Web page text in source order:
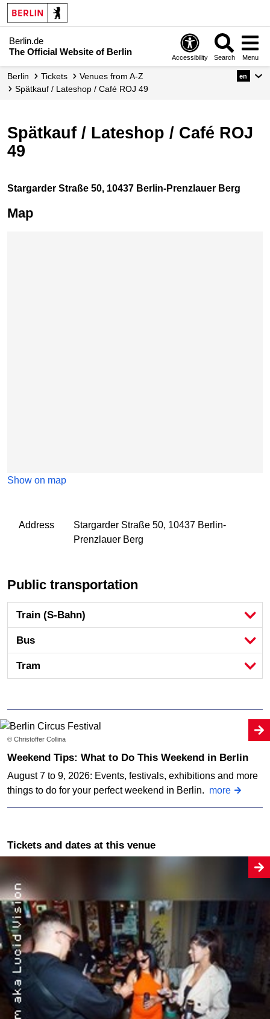
Berlin.de
The Official Website of Berlin
Accessibility Search Menu
Berlin Tickets
Venues from A-Z
Spätkauf / Lateshop / Café ROJ 49
en
Spätkauf / Lateshop / Café ROJ
49
Stargarder Straße 50, 10437 Berlin-Prenzlauer Berg
Map
Show on map
Address
Stargarder Straße 50, 10437 Berlin-
Prenzlauer Berg
Public transportation
Train (S-Bahn)
Bus
Tram
© Christoffer Collina
Weekend Tips: What to Do This Weekend in Berlin
August 7 to 9, 2026: Events, festivals, exhibitions and more
things to do for your perfect weekend in Berlin. more
Tickets and dates at this venue